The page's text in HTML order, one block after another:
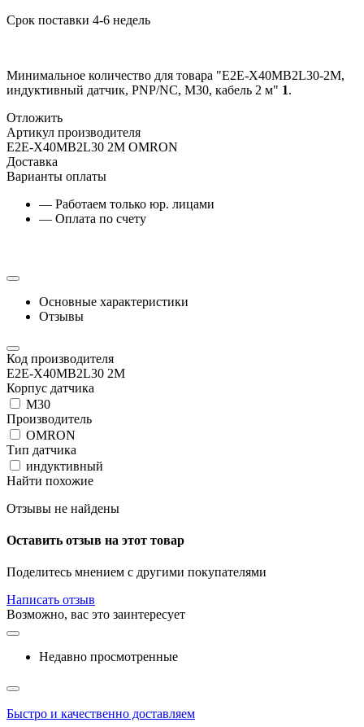
Срок поставки 4-6 недель
Минимальное количество для товара "E2E-X40MB2L30-2M,
индуктивный датчик, PNP/NC, М30, кабель 2 м" 1.
Отложить
Артикул производителя
E2E-X40MB2L30 2M OMRON
Доставка
Варианты оплаты
— Работаем только юр. лицами
— Оплата по счету
Основные характеристики
Отзывы
Код производителя
E2E-X40MB2L30 2M
Корпус датчика
М30
Производитель
OMRON
Тип датчика
индуктивный
Найти похожие
Отзывы не найдены
Оставить отзыв на этот товар
Поделитесь мнением с другими покупателями
Написать отзыв
Возможно, вас это заинтересует
Недавно просмотренные
Быстро и качественно доставляем